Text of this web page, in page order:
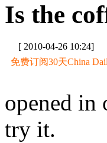
Is the
[ 2010-04-26 10:24]
免费订阅30天China
opened in
try it.